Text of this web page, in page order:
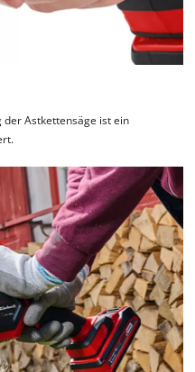
Astkettensäge ist ein